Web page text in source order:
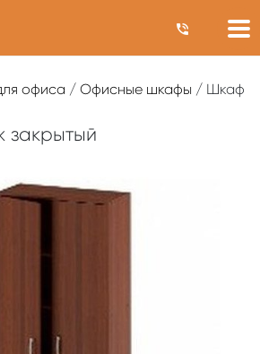
офиса / Офисные шкафы / Шкаф
закрытый